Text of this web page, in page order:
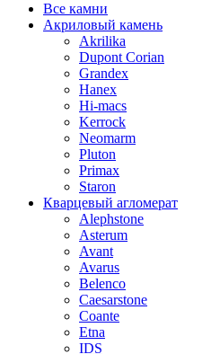
Все камни
Акриловый камень
Akrilika
Dupont Corian
Grandex
Hanex
Hi-macs
Kerrock
Neomarm
Pluton
Primax
Staron
Кварцевый агломерат
Alephstone
Asterum
Avant
Avarus
Belenco
Caesarstone
Coante
Etna
IDS